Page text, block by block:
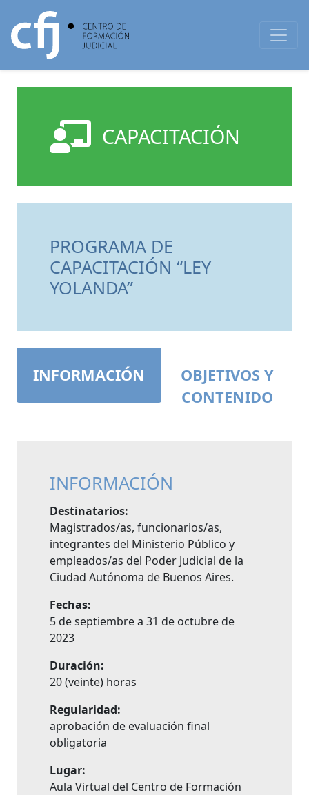
CAPACITACIÓN
PROGRAMA DE
CAPACITACIÓN “LEY
YOLANDA”
INFORMACIÓN
OBJETIVOS Y
CONTENIDO
INFORMACIÓN
Destinatarios:
Magistrados/as, funcionarios/as,
integrantes del Ministerio Público y
empleados/as del Poder Judicial de la
Ciudad Autónoma de Buenos Aires.
Fechas:
5 de septiembre a 31 de octubre de
2023
Duración:
20 (veinte) horas
Regularidad:
aprobación de evaluación final
obligatoria
Lugar:
Aula Virtual del Centro de Formación